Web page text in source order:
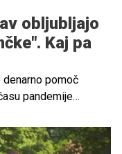
obljubljajo
Kaj pa
denarno pomoč
pandemije
dolarjev
so predvidene za